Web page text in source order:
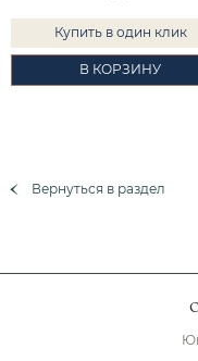
Купить в один клик
В КОРЗИНУ
Вернуться в раздел